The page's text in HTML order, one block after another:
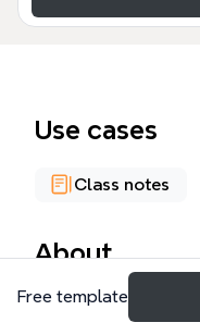
Use cases
Class notes
About
Este mapa
Free template